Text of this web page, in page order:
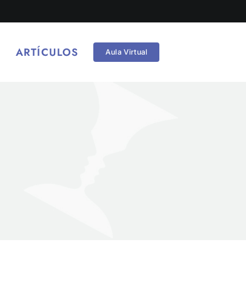
ARTÍCULOS Aula Virtual